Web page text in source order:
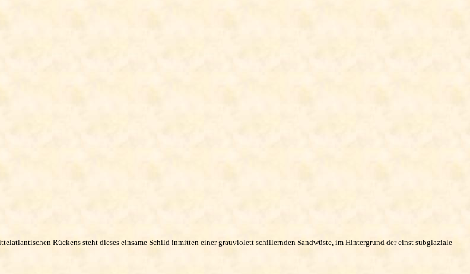
Rückens steht dieses einsame Schild inmitten einer grauviolett schillernden Sandwüste, im Hintergrund der einst subglaziale